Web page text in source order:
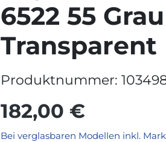
6522 55 Grau
Transparent
Produktnummer:
182,00 €
Bei verglasbaren Modellen inkl.